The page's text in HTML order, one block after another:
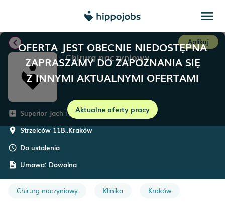
menu
OFERTA JEST OBECNIE NIEDOSTĘPNA
ZAPRASZAMY DO ZAPOZNANIA SIĘ
Z INNYMI AKTUALNYMI OFERTAMI
Aktualne oferty pracy
chevron_left Aplikuj
Chirurg naczyniowy
add_box Superior Jach i Zmaczyński Sp. z o.o.
room Strzelców 11B,,Kraków
schedule Do ustalenia
description Umowa: Dowolna
Chirurg naczyniowy Klinika Kraków